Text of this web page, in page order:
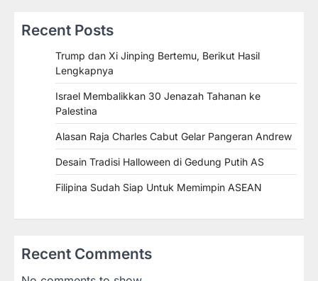
Recent Posts
Trump dan Xi Jinping Bertemu, Berikut Hasil
Lengkapnya
Israel Membalikkan 30 Jenazah Tahanan ke
Palestina
Alasan Raja Charles Cabut Gelar Pangeran Andrew
Desain Tradisi Halloween di Gedung Putih AS
Filipina Sudah Siap Untuk Memimpin ASEAN
Recent Comments